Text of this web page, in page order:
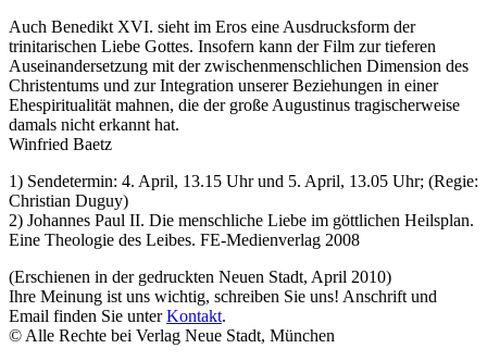
Auch Benedikt XVI. sieht im Eros eine Ausdrucksform der
trinitarischen Liebe Gottes. Insofern kann der Film zur tieferen
Auseinandersetzung mit der zwischenmenschlichen Dimension des
Christentums und zur Integration unserer Beziehungen in einer
Ehespiritualität mahnen, die der große Augustinus tragischerweise
damals nicht erkannt hat.
Winfried Baetz
1) Sendetermin: 4. April, 13.15 Uhr und 5. April, 13.05 Uhr; (Regie:
Christian Duguy)
2) Johannes Paul II. Die menschliche Liebe im göttlichen Heilsplan.
Eine Theologie des Leibes. FE-Medienverlag 2008
(Erschienen in der gedruckten Neuen Stadt, April 2010)
Ihre Meinung ist uns wichtig, schreiben Sie uns! Anschrift und
Email finden Sie unterKontakt.
© Alle Rechte bei Verlag Neue Stadt, München